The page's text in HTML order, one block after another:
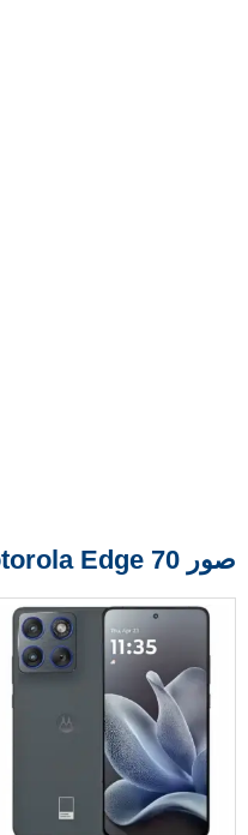
صور Motorola Edge 70